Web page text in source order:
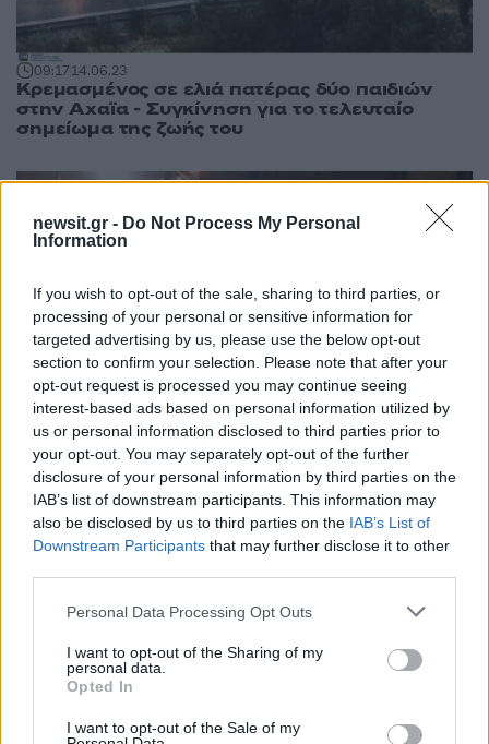
newsit.gr - Do Not Process My Personal
Information
If you wish to opt-out of the sale, sharing to third parties, or
processing of your personal or sensitive information for
targeted advertising by us, please use the below opt-out
section to confirm your selection. Please note that after your
opt-out request is processed you may continue seeing
interest-based ads based on personal information utilized by
us or personal information disclosed to third parties prior to
your opt-out. You may separately opt-out of the further
disclosure of your personal information by third parties on the
IAB’s list of downstream participants. This information may
also be disclosed by us to third parties on the IAB’s List of
Downstream Participants that may further disclose it to other
Please note that this website/app uses one or more Google
not limited to your visit or usage behaviour. You may click to
grant or deny consent to Google and its third-party tags to
use your data for below specified purposes in below Google
consent section.
Personal Data Processing Opt Outs
I want to opt-out of the Sharing of my
personal data.
Opted In
I want to opt-out of the Sale of my
09:1714.06.23
Κρεμασμένος σε ελιά πατέρας δύο παιδιών
στην Αχαϊα - Συγκίνηση για το τελευταίο
σημείωμα της ζωής του
08:10 29.12.21
Αχαΐα: Νεκρός άνδρας μετά από φωτιά στο
Διακοπτό